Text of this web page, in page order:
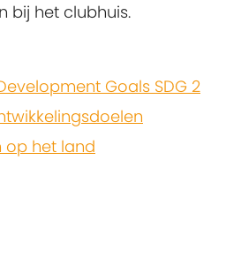
bij het clubhuis.
Goals SDG 2
op het land